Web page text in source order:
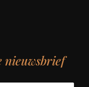
nieuwsbrief